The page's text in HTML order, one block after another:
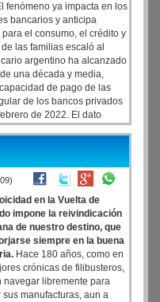
fenómeno ya impacta en los
bancarios y anticipa
el consumo, el crédito y
las familias escaló al
argentino ha alcanzado
una década y media,
de pago de las
de los bancos privados
de 2022. El dato
por diez meses
repercusiones directas en
y, por extensión, en sus
en la Vuelta de
impone la reivindicación
de nuestro destino, que
siempre en la buena
Hace 180 años, como en
crónicas de filibusteros,
navegar libremente para
manufacturas, aun a